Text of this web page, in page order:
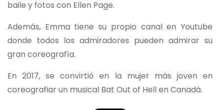
baile y fotos con Ellen Page.
Además, Emma tiene su propio canal en Youtube
donde todos los admiradores pueden admirar su
gran coreografía.
En 2017, se convirtió en la mujer más joven en
coreografiar un musical Bat Out of Hell en Canadá.